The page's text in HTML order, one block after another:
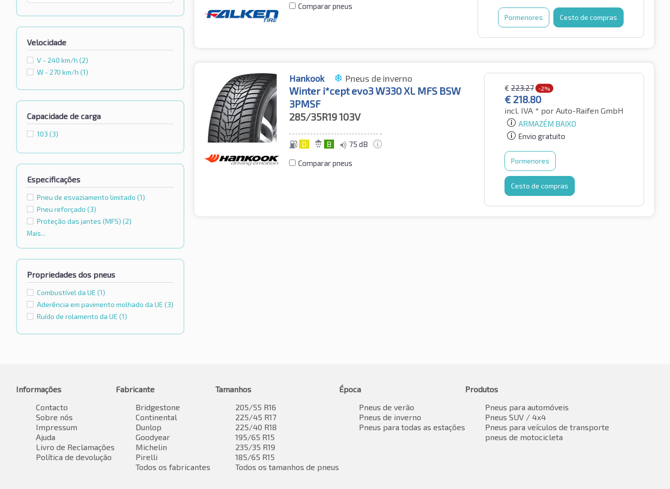
Velocidade
V - 240 km/h (2)
W - 270 km/h (1)
Capacidade de carga
103 (3)
Especificações
Pneu de esvaziamento limitado (1)
Pneu reforçado (3)
Proteção das jantes (MFS) (2)
Mais...
Propriedades dos pneus
Combustível da UE (1)
Aderência em pavimento molhado da UE (3)
Ruído de rolamento da UE (1)
Comparar pneus
Pormenores Cesto de compras
Hankook Pneus de inverno
Winter i*cept evo3 W330 XL MFS BSW
3PMSF
285/35R19103V
D B 75 dB
Comparar pneus
€ 223.27 -2%
€ 218.80
incl. IVA * por Auto-Raifen GmbH
ARMAZÉM BAIXO
Envio gratuito
Pormenores
Cesto de compras
Informações
Contacto
Sobre nós
Impressum
Ajuda
Livro de Reclamações
Política de devolução
Fabricante
Bridgestone
Continental
Dunlop
Goodyear
Michelin
Pirelli
Todos os fabricantes
Tamanhos
205/55 R16
225/45 R17
225/40 R18
195/65 R15
235/35 R19
185/65 R15
Todos os tamanhos de pneus
Época
Pneus de verão
Pneus de inverno
Pneus para todas as estações
Produtos
Pneus para automóveis
Pneus SUV / 4x4
Pneus para veículos de transporte
pneus de motocicleta